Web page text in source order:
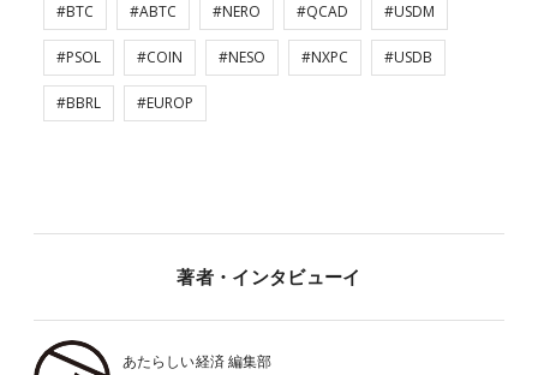
#BTC #ABTC #NERO #QCAD #USDM
#PSOL #COIN #NESO #NXPC #USDB
#BBRL #EUROP
著者・インタビューイ
あたらしい経済 編集部